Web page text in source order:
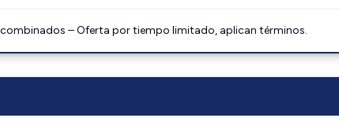
– Oferta por tiempo limitado, aplican términos.